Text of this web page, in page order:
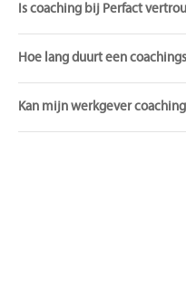
Is coaching bij Perfact
Hoe lang duurt een
Kan mijn werkgever